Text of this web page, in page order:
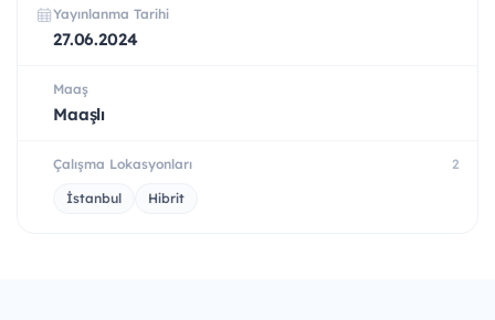
Yayınlanma Tarihi
27.06.2024
Maaş
Maaşlı
Çalışma Lokasyonları 2
İstanbul Hibrit